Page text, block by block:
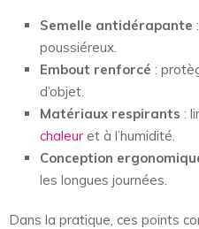
Semelle antidérapante
poussiéreux.
Embout renforcé :
d’objet.
Matériaux respirants :
chaleur et à l’humidité.
Conception
les longues journées.
Dans la pratique, ces points